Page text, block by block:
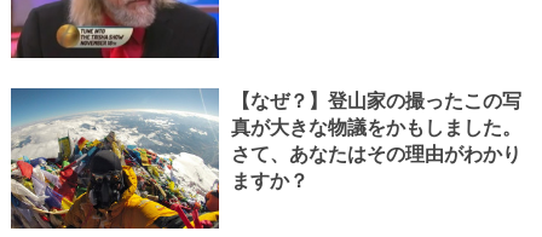
【なぜ？】登山家の撮ったこの写
真が大きな物議をかもしました。
さて、あなたはその理由がわかり
ますか？